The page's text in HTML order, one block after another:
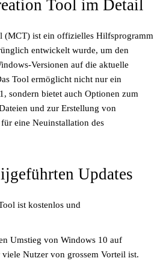
Tool im Detail
(MCT) ist ein offizielles Hilfsprogramm
entwickelt wurde, um den
Versionen auf die aktuelle
Tool ermöglicht nicht nur ein
sondern bietet auch Optionen zum
und zur Erstellung von
eine Neuinstallation des
Updates
ist kostenlos und
Umstieg von Windows 10 auf
Nutzer von grossem Vorteil ist.